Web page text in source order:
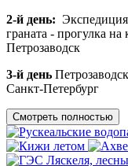
2-й день:
граната - прогулка
Петрозаводск
3-й день
Санкт-Петербург
Смотреть полностью